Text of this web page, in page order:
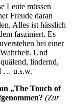
Leute müssen
Freude daran
Alles ist hässlich
fasziniert. Es
bei einer
Und
lindernd,
… u.s.w.
„The Touch of
(Zur